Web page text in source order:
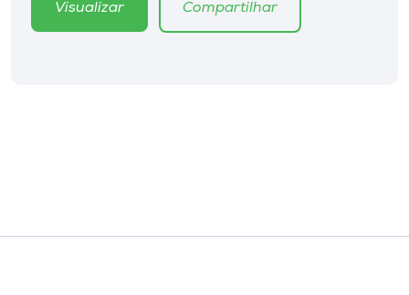
Rádio
Visualizar Compartilhar